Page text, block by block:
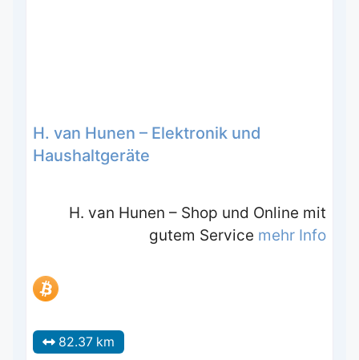
H. van Hunen – Elektronik und
Haushaltgeräte
H. van Hunen – Shop und Online mit
gutem Service mehr Info
82.37 km